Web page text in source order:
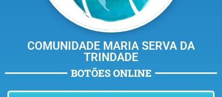
COMUNIDADE MARIA SERVA DA
TRINDADE
BOTÕES ONLINE